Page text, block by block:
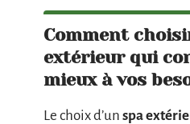
Comment
extérieur qui
mieux à vos
Le choix d’un spa